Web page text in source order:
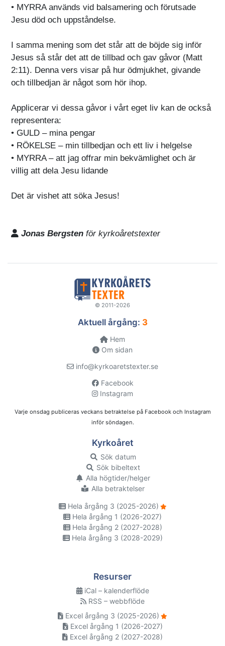
• MYRRA används vid balsamering och förutsade
Jesu död och uppståndelse.
I samma mening som det står att de böjde sig inför
Jesus så står det att de tillbad och gav gåvor (Matt
2:11). Denna vers visar på hur ödmjukhet, givande
och tillbedjan är något som hör ihop.
Applicerar vi dessa gåvor i vårt eget liv kan de också
representera:
• GULD – mina pengar
• RÖKELSE – min tillbedjan och ett liv i helgelse
• MYRRA – att jag offrar min bekvämlighet och är
villig att dela Jesu lidande
Det är vishet att söka Jesus!
Jonas Bergsten för kyrkoåretstexter
© 2011-2026
Aktuell årgång: 3
Hem
Om sidan
info@kyrkoaretstexter.se
Facebook
Instagram
Varje onsdag publiceras veckans betraktelse på Facebook och Instagram
inför söndagen.
Kyrkoåret
Sök datum
Sök bibeltext
Alla högtider/helger
Alla betraktelser
Hela årgång 3 (2025-2026)
Hela årgång 1 (2026-2027)
Hela årgång 2 (2027-2028)
Hela årgång 3 (2028-2029)
Resurser
iCal – kalenderflöde
RSS – webbflöde
Excel årgång 3 (2025-2026)
Excel årgång 1 (2026-2027)
Excel årgång 2 (2027-2028)